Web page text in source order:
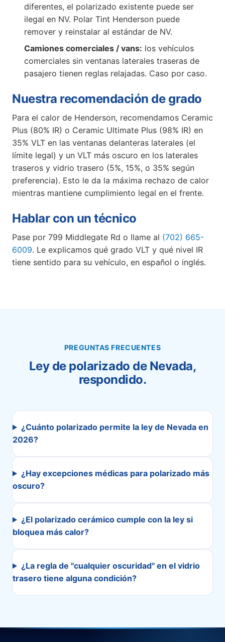
diferentes, el polarizado existente puede ser
ilegal en NV. Polar Tint Henderson puede
remover y reinstalar al estándar de NV.
Camiones comerciales / vans: los vehículos
comerciales sin ventanas laterales traseras de
pasajero tienen reglas relajadas. Caso por caso.
Nuestra recomendación de grado
Para el calor de Henderson, recomendamos Ceramic
Plus (80% IR) o Ceramic Ultimate Plus (98% IR) en
35% VLT en las ventanas delanteras laterales (el
límite legal) y un VLT más oscuro en los laterales
traseros y vidrio trasero (5%, 15%, o 35% según
preferencia). Esto le da la máxima rechazo de calor
mientras mantiene cumplimiento legal en el frente.
Hablar con un técnico
Pase por 799 Middlegate Rd o llame al (702) 665-
6009. Le explicamos qué grado VLT y qué nivel IR
tiene sentido para su vehículo, en español o inglés.
PREGUNTAS FRECUENTES
Ley de polarizado de Nevada,
respondido.
¿Cuánto polarizado permite la ley de Nevada en
2026?
¿Hay excepciones médicas para polarizado más
oscuro?
¿El polarizado cerámico cumple con la ley si
bloquea más calor?
¿La regla de "cualquier oscuridad" en el vidrio
trasero tiene alguna condición?